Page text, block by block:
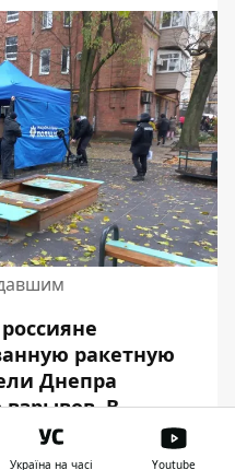
ракетную
Днепра
взрывов. В
дома
выбило окна и
Україна на часі Youtube